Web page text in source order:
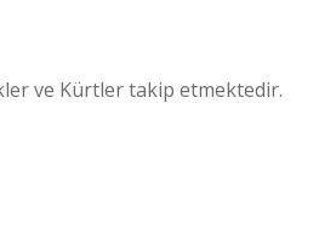
ve Kürtler takip etmektedir.